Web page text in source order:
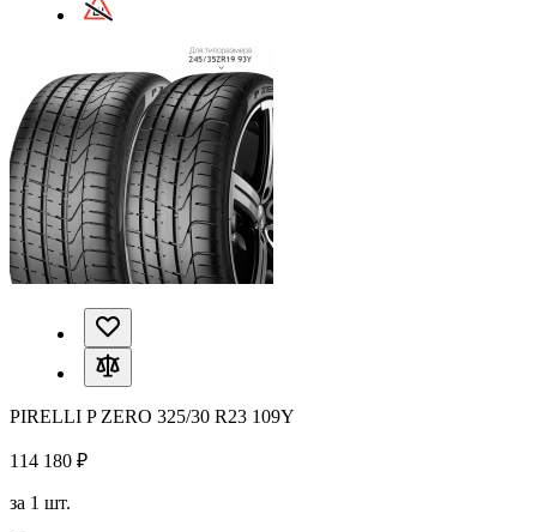
PIRELLI P ZERO 325/30 R23 109Y
114 180 ₽
за 1 шт.